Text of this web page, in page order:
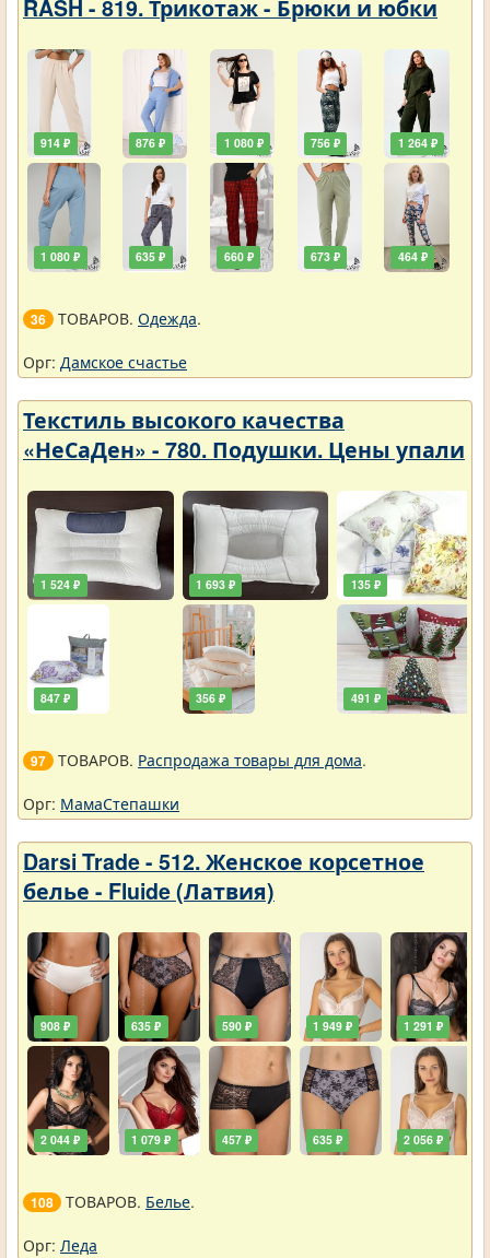
RASH - 819. Трикотаж - Брюки и юбки
914 ₽
1 080 ₽
876 ₽
635 ₽
1 080 ₽
660 ₽
756 ₽
673 ₽
1 264 ₽
464 ₽
36 ТОВАРОВ. Одежда.
Орг: Дамское счастье
Текстиль высокого качества
«НеСаДен» - 780. Подушки. Цены упали
1 524 ₽
847 ₽
1 693 ₽
356 ₽
135 ₽
491 ₽
97 ТОВАРОВ. Распродажа товары для дома.
Орг: МамаСтепашки
Darsi Trade - 512. Женское корсетное
белье - Fluide (Латвия)
908 ₽
2 044 ₽
635 ₽
1 079 ₽
590 ₽
457 ₽
1 949 ₽
635 ₽
1 291 ₽
2 056 ₽
108 ТОВАРОВ. Белье.
Орг: Леда